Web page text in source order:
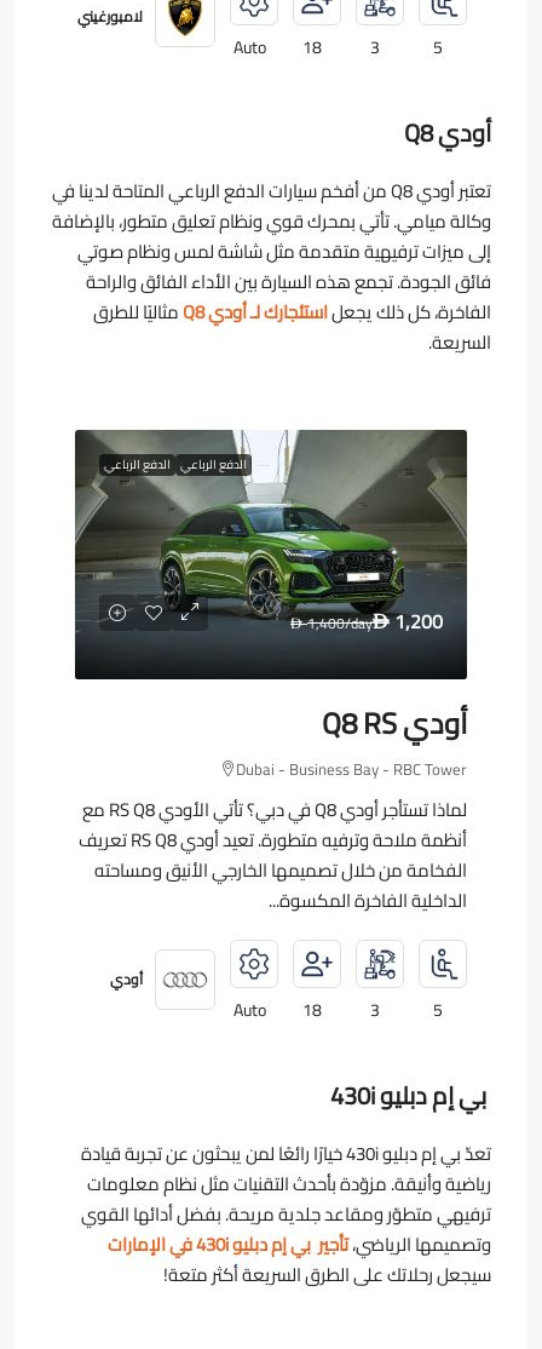
5
3
18
Auto
لامبورغيني
أودي Q8
تعتبر أودي Q8 من أفخم سيارات الدفع الرباعي المتاحة لدينا في
وكالة ميامي. تأتي بمحرك قوي ونظام تعليق متطور، بالإضافة
إلى ميزات ترفيهية متقدمة مثل شاشة لمس ونظام صوتي
فائق الجودة. تجمع هذه السيارة بين الأداء الفائق والراحة
الفاخرة، كل ذلك يجعلاستئجارك لـ أودي Q8
مثاليًا للطرق
السريعة.
الدفع الرباعي الدفع الرباعي
D1,200
D1,400/day
أودي Q8 RS
Dubai - Business Bay - RBC Tower
لماذا تستأجر أودي Q8 في دبي؟ تأتي الأودي RS Q8 مع
أنظمة ملاحة وترفيه متطورة. تعيد أودي RS Q8 تعريف
الفخامة من خلال تصميمها الخارجي الأنيق ومساحته
الداخلية الفاخرة المكسوة...
5
3
18
Auto
أودي
بي إم دبليو 430i
تعدّ بي إم دبليو 430i خيارًا رائعًا لمن يبحثون عن تجربة قيادة
رياضية وأنيقة. مزوّدة بأحدث التقنيات مثل نظام معلومات
ترفيهي متطوّر ومقاعد جلدية مريحة. بفضل أدائها القوي
وتصميمها الرياضي،تأجير بي إم دبليو 430i في الإمارات
سيجعل رحلاتك على الطرق السريعة أكثر متعة!